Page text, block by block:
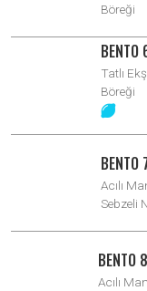
Böreği
BENTO
Tatlı
Böreği
BENTO
Acılı
Sebzeli
BENTO
Acılı